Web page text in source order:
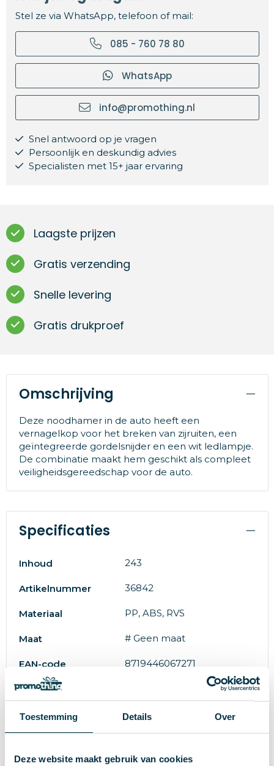
Toestemming Details Over
Deze website maakt gebruik van cookies
Stel ze via WhatsApp, telefoon of mail:
085 - 760 78 80
WhatsApp
info@promothing.nl
Snel antwoord op je vragen
Persoonlijk en deskundig advies
Specialisten met 15+ jaar ervaring
Laagste prijzen
Gratis verzending
Snelle levering
Gratis drukproef
Omschrijving
Deze noodhamer in de auto heeft een
vernagelkop voor het breken van zijruiten, een
geïntegreerde gordelsnijder en een wit ledlampje.
De combinatie maakt hem geschikt als compleet
veiligheidsgereedschap voor de auto.
Specificaties
Inhoud 243
Artikelnummer 36842
Materiaal PP, ABS, RVS
Maat # Geen maat
EAN-code 8719446067271
Gewicht
Merk IMPRESSION